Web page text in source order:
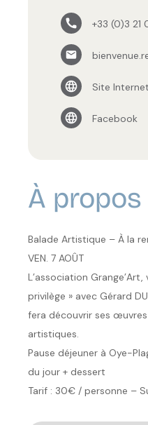
+33 (0)3 21
Site Internet
Facebook
À propos
Balade Artistique – À la
VEN. 7 AOÛT
L’association
privilège » avec Gérard
fera découvrir ses
artistiques.
Pause déjeuner à Oye-
du jour + dessert
Tarif : 30€ / personne –